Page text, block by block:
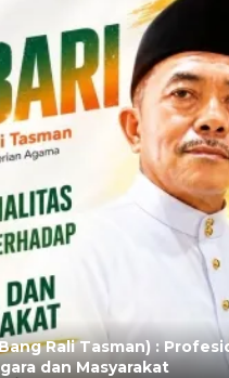
Tasman) : Profesionalitas
dan Masyarakat